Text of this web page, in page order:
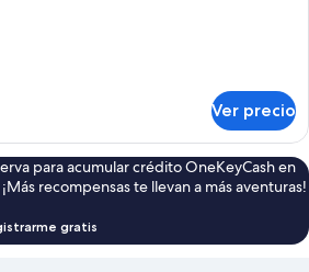
Ver precio
para acumular crédito OneKeyCash en
recompensas te llevan a más aventuras!
gratis